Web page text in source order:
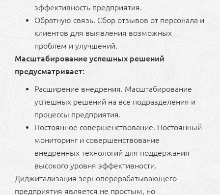
эффективность предприятия.
Обратную связь. Сбор отзывов от персонала и
клиентов для выявления возможных
проблем и улучшений.
Масштабирование успешных решений
предусматривает:
Расширение внедрения. Масштабирование
успешных решений на все подразделения и
процессы предприятия.
Постоянное совершенствование. Постоянный
мониторинг и совершенствование
внедренных технологий для поддержания
высокого уровня эффективности.
Диджитализация зерноперерабатывающего
предприятия является не простым, но